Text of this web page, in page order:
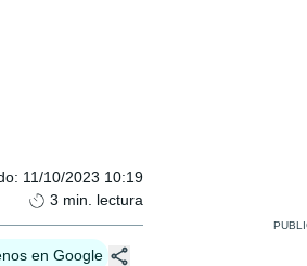
: 11/10/2023 10:19
3 min. lectura
en Google